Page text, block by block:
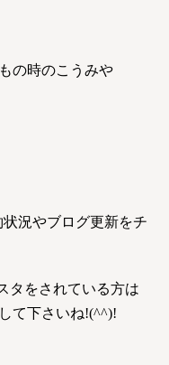
の時のこうみや
状況やブログ更新をチ
タをされている方は
て下さいね!(^^)!